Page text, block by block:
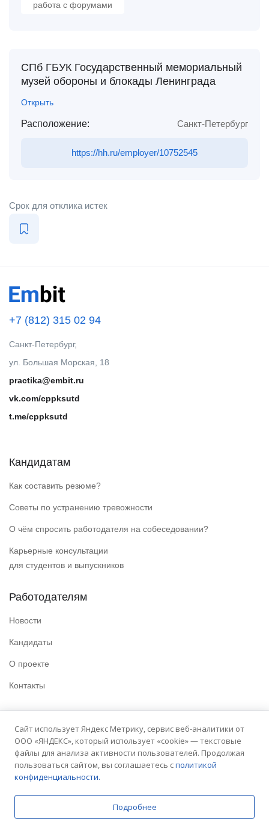
работа с форумами
СПб ГБУК Государственный мемориальный
музей обороны и блокады Ленинграда
Открыть
Расположение: Санкт-Петербург
https://hh.ru/employer/10752545
Срок для отклика истек
+7 (812) 315 02 94
Санкт-Петербург,
ул. Большая Морская, 18
practika@embit.ru
vk.com/cppksutd
t.me/cppksutd
Кандидатам
Как составить резюме?
Советы по устранению тревожности
О чём спросить работодателя на собеседовании?
Карьерные консультации
для студентов и выпускников
Работодателям
Новости
Кандидаты
О проекте
Контакты
Политика конфиденциальности
Условия использования
Сайт университета
Сайт использует Яндекс Метрику, сервис веб-аналитики от
ООО «ЯНДЕКС», который использует «cookie» — текстовые
файлы для анализа активности пользователей. Продолжая
пользоваться сайтом, вы соглашаетесь сполитикой
конфиденциальности.
Подробнее